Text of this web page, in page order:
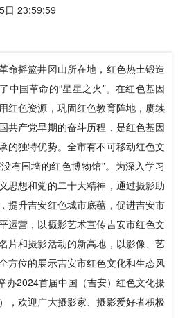
日 23:59:59
命摇篮井冈山所在地，红色热土锻造
中国革命的“星星之火”。在红色基因
红色资源，巩固红色教育阵地，赓续
共产党早期的奋斗历程，是红色基因
的独特优势。全市有不可移动红色文
有围墙的红色博物馆”。为深入学习
思想和党的二十大精神，通过摄影助
提升吉安红色城市底蕴，促进吉安市
运营，以摄影艺术宣传吉安市红色文
片和摄影活动的新高地，以影像、艺
方位的展示吉安市红色文化和生态风
办2024首届中国（吉安）红色文化摄
，欢迎广大摄影家、摄影爱好者积极